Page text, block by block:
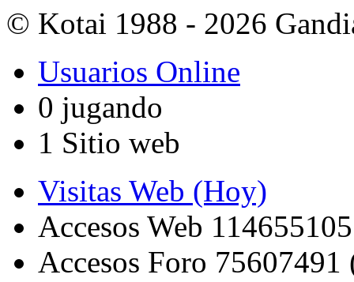
© Kotai 1988 - 2026
Usuarios Online
0 jugando
1 Sitio web
Visitas Web (Hoy)
Accesos Web
Accesos Foro 75607491